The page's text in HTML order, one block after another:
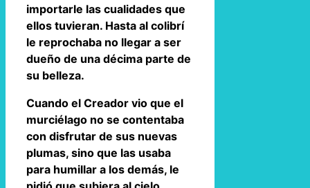
importarle las cualidades que
ellos tuvieran. Hasta al colibrí
le reprochaba no llegar a ser
dueño de una décima parte de
su belleza.
Cuando el Creador vio que el
murciélago no se contentaba
con disfrutar de sus nuevas
plumas, sino que las usaba
para humillar a los demás, le